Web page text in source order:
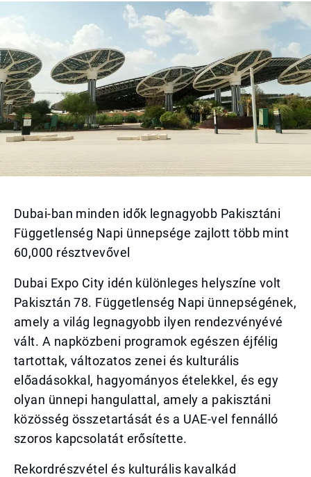
Dubai-ban minden idők legnagyobb Pakisztáni
Függetlenség Napi ünnepsége zajlott több mint
60,000 résztvevővel
Dubai Expo City idén különleges helyszíne volt
Pakisztán 78. Függetlenség Napi ünnepségének,
amely a világ legnagyobb ilyen rendezvényévé
vált. A napközbeni programok egészen éjfélig
tartottak, változatos zenei és kulturális
előadásokkal, hagyományos ételekkel, és egy
olyan ünnepi hangulattal, amely a pakisztáni
közösség összetartását és a UAE-vel fennálló
szoros kapcsolatát erősítette.
Rekordrészvétel és kulturális kavalkád